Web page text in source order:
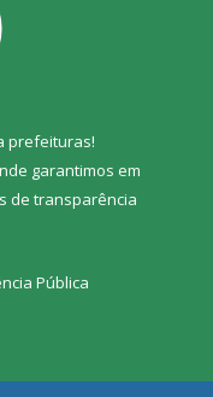
prefeituras!
garantimos em
de transparência
Pública